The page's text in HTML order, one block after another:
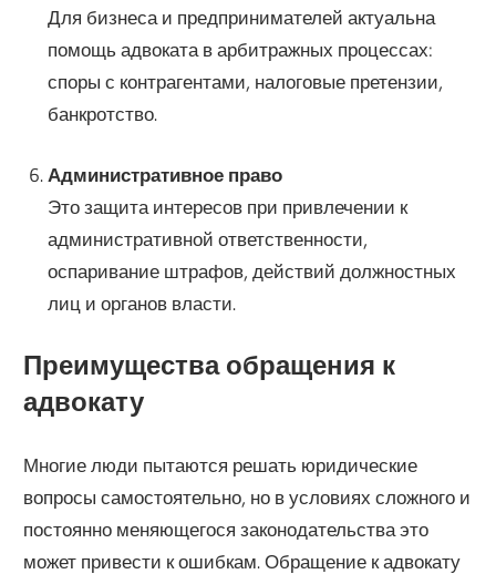
Для бизнеса и предпринимателей актуальна
помощь адвоката в арбитражных процессах:
споры с контрагентами, налоговые претензии,
банкротство.
Административное право
Это защита интересов при привлечении к
административной ответственности,
оспаривание штрафов, действий должностных
лиц и органов власти.
Преимущества обращения к
адвокату
Многие люди пытаются решать юридические
вопросы самостоятельно, но в условиях сложного и
постоянно меняющегося законодательства это
может привести к ошибкам. Обращение к адвокату